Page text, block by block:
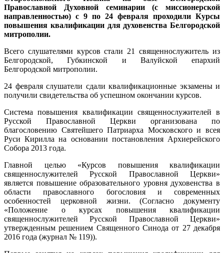
Православной Духовной семинарии (с миссионерской
направленностью) с 9 по 24 февраля проходили Курсы
повышения квалификации для духовенства Белгородской
митрополии.
Всего слушателями курсов стали 21 священнослужитель из
Белгородской, Губкинской и Валуйской епархий
Белгородской митрополии.
24 февраля слушатели сдали квалификационные экзамены и
получили свидетельства об успешном окончании курсов.
Система повышения квалификации священнослужителей в
Русской Православной Церкви организована по
благословению Святейшего Патриарха Московского и всея
Руси Кирилла на основании постановления Архиерейского
Собора 2013 года.
Главной целью «Курсов повышения квалификации
священнослужителей Русской Православной Церкви»
является повышение образовательного уровня духовенства в
области православного богословия и современных
особенностей церковной жизни. (Согласно документу
«Положение о курсах повышения квалификации
священнослужителей Русской Православной Церкви»
утвержденным решением Священного Синода от 27 декабря
2016 года (журнал № 119)).